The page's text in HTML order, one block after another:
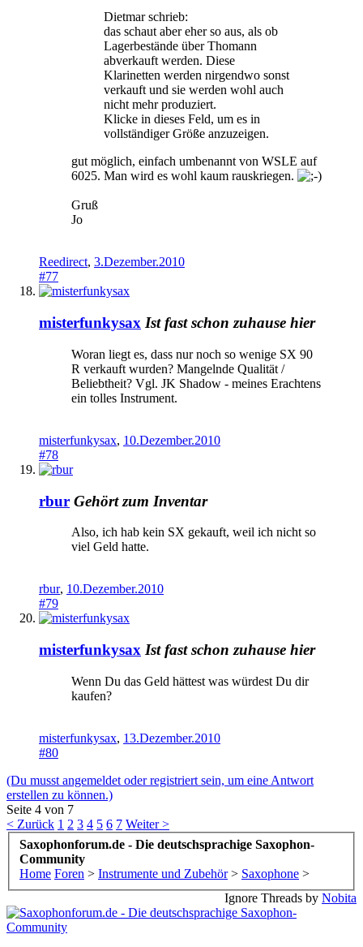
Dietmar schrieb:
das schaut aber eher so aus, als ob
Lagerbestände über Thomann
abverkauft werden. Diese
Klarinetten werden nirgendwo sonst
verkauft und sie werden wohl auch
nicht mehr produziert.
Klicke in dieses Feld, um es in
vollständiger Größe anzuzeigen.
gut möglich, einfach umbenannt von WSLE auf
6025. Man wird es wohl kaum rauskriegen.
Gruß
Jo
Reedirect, 3.Dezember.2010
#77
misterfunkysax Ist fast schon zuhause hier
Woran liegt es, dass nur noch so wenige SX 90
R verkauft wurden? Mangelnde Qualität /
Beliebtheit? Vgl. JK Shadow - meines Erachtens
ein tolles Instrument.
misterfunkysax, 10.Dezember.2010
#78
rbur Gehört zum Inventar
Also, ich hab kein SX gekauft, weil ich nicht so
viel Geld hatte.
rbur, 10.Dezember.2010
#79
misterfunkysax Ist fast schon zuhause hier
Wenn Du das Geld hättest was würdest Du dir
kaufen?
misterfunkysax, 13.Dezember.2010
#80
(Du musst angemeldet oder registriert sein, um eine Antwort
erstellen zu können.)
Seite 4 von 7
< Zurück 1 2 3 4 5 6 7 Weiter >
Saxophonforum.de - Die deutschsprachige Saxophon-
Community
Home Foren > Instrumente und Zubehör > Saxophone >
Ignore Threads by Nobita